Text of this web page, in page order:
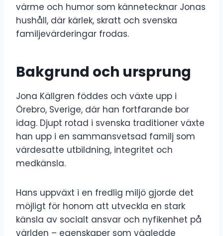
värme och humor som kännetecknar Jonas
hushåll, där kärlek, skratt och svenska
familjevärderingar frodas.
Bakgrund och ursprung
Jona Källgren föddes och växte upp i
Örebro, Sverige, där han fortfarande bor
idag. Djupt rotad i svenska traditioner växte
han upp i en sammansvetsad familj som
värdesatte utbildning, integritet och
medkänsla.
Hans uppväxt i en fredlig miljö gjorde det
möjligt för honom att utveckla en stark
känsla av socialt ansvar och nyfikenhet på
världen – egenskaper som vägledde